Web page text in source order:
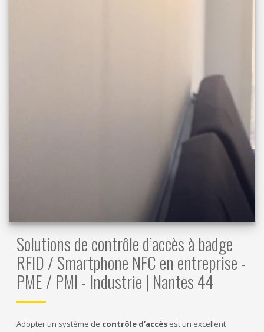
Solutions de contrôle d’accès à badge
RFID / Smartphone NFC en entreprise -
PME / PMI - Industrie | Nantes 44
Adopter un système de contrôle d’accèsest un excellent